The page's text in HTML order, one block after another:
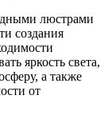
люстрами
создания
яркость света,
а также
от